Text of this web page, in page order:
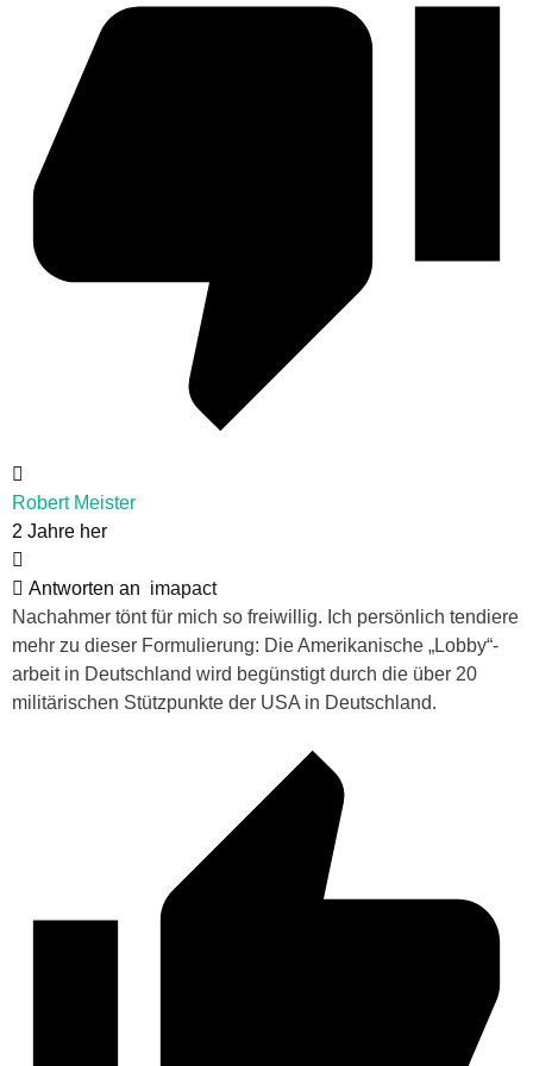
Robert Meister
2 Jahre her
Antworten an imapact
Nachahmer tönt für mich so freiwillig. Ich persönlich tendiere
mehr zu dieser Formulierung: Die Amerikanische „Lobby“-
arbeit in Deutschland wird begünstigt durch die über 20
militärischen Stützpunkte der USA in Deutschland.